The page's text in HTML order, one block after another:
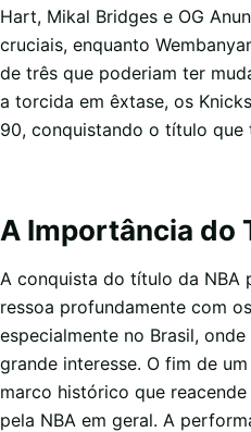
Hart, Mikal Bridges e OG
cruciais, enquanto
de três que poderiam ter
a torcida em êxtase, os
90, conquistando o título que
A Importância do
A conquista do título da NBA
ressoa profundamente com
especialmente no Brasil,
grande interesse. O fim de
marco histórico que
pela NBA em geral. A